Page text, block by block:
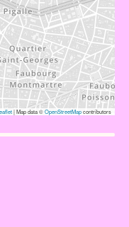
|Map data ©OpenStreetMapcontributors